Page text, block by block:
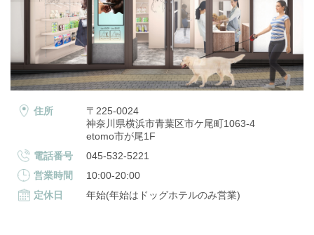
住所
〒225-0024
神奈川県横浜市青葉区市ケ尾町1063-4
etomo市が尾1F
電話番号
045-532-5221
営業時間
10:00-20:00
定休日
年始(年始はドッグホテルのみ営業)